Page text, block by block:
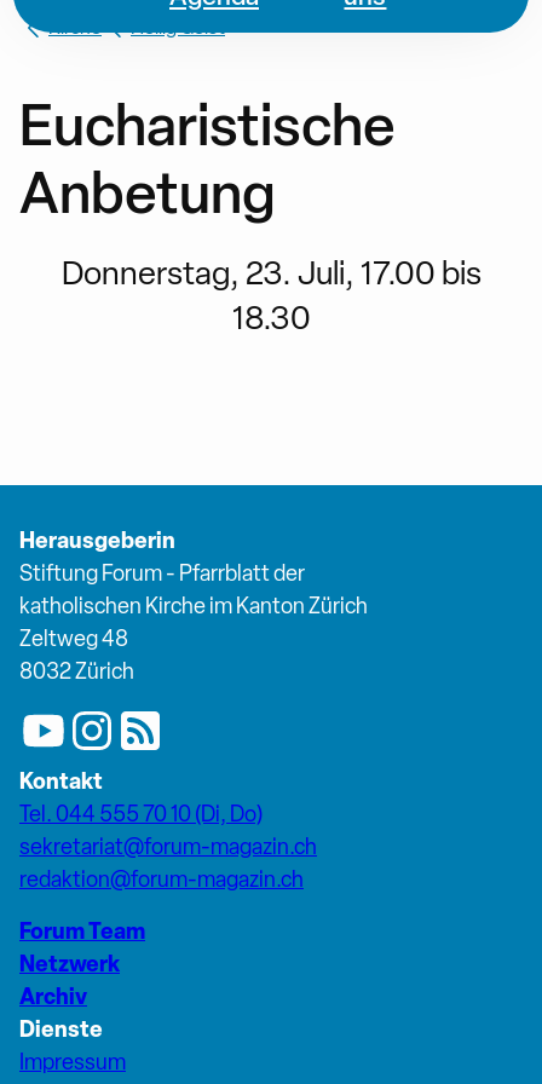
Kirche Heilig Geist
Eucharistische
Anbetung
Donnerstag, 23. Juli, 17.00 bis
18.30
Herausgeberin
Stiftung Forum - Pfarrblatt der
katholischen Kirche im Kanton Zürich
Zeltweg 48
8032 Zürich
Kontakt
Tel. 044 555 70 10 (Di, Do)
sekretariat@forum-magazin.ch
redaktion@forum-magazin.ch
Forum Team
Netzwerk
Archiv
Dienste
Impressum